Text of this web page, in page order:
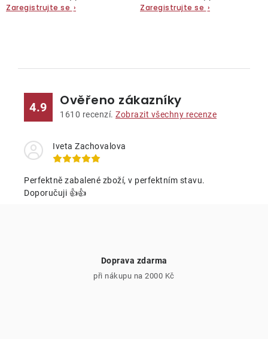
Zaregistrujte se ›
Zaregistrujte se ›
4.9 Ověřeno zákazníky
1610 recenzí. Zobrazit všechny recenze
Iveta Zachovalova
Perfektně zabalené zboží, v perfektním stavu.
Doporučuji 👍👍
Doprava zdarma
při nákupu na 2000 Kč